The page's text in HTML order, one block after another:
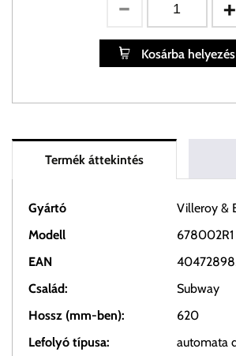
Kosárba helyezés
Termék áttekintés
Gyártó
Villeroy &
Modell
678002R1
EAN
Család:
Subway
Hossz (mm-ben):
620
Lefolyó típusa:
automata